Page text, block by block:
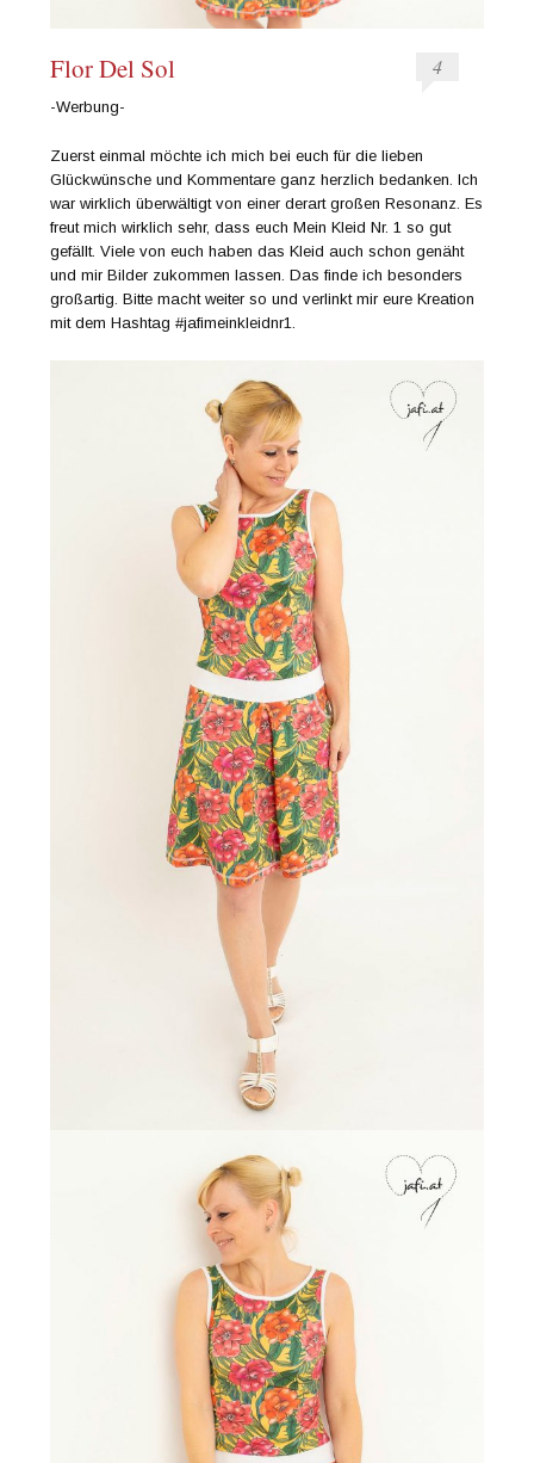
Flor Del Sol 4
-Werbung-
Zuerst einmal möchte ich mich bei euch für die lieben
Glückwünsche und Kommentare ganz herzlich bedanken. Ich
war wirklich überwältigt von einer derart großen Resonanz. Es
freut mich wirklich sehr, dass euch Mein Kleid Nr. 1 so gut
gefällt. Viele von euch haben das Kleid auch schon genäht
und mir Bilder zukommen lassen. Das finde ich besonders
großartig. Bitte macht weiter so und verlinkt mir eure Kreation
mit dem Hashtag #jafimeinkleidnr1.